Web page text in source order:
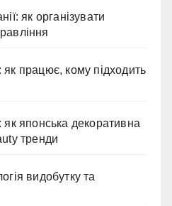
як організувати
працює, кому підходить
японська декоративна
тренди
видобутку та